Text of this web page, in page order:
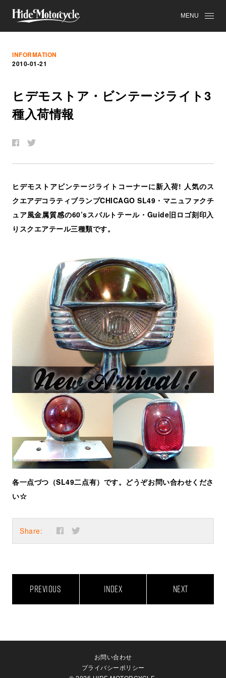
MENU
INFORMATION
2010-01-21
ヒデモス ト ア ・ ビンテージライ ト3
種入荷情報
ヒデモストアビンテージライトコーナーに新入荷! 人気のス
クエアデコラティブランプCHICAGO SL49・マニュファクチ
ュア風金属質感の60’sスパルトテール・Guide旧ロゴ刻印入
りスクエアテール三種類です。
各一点づつ（SL49二点有）です。どうぞお問い合わせくださ
い☆
Share:
PREVIOUS INDEX NEXT
お問い合わせ
プライバシーポリシー